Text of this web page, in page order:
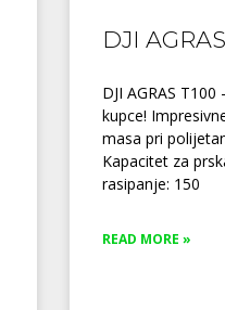
DJI
DJI AGRAS
kupce!
masa pri
Kapacitet za
rasipanje: 150
READ MORE »